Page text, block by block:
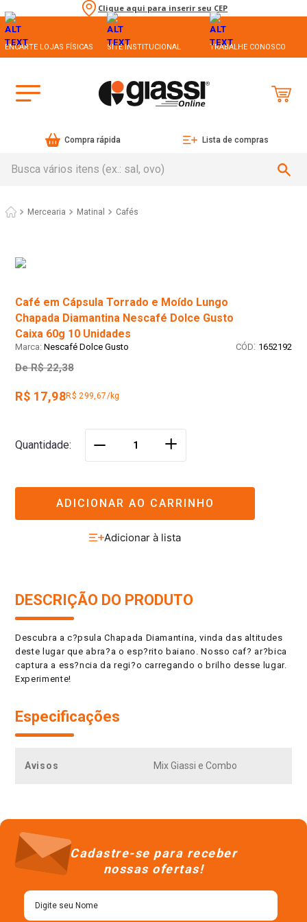
Clique aqui para inserir seu CEP
ENCARTE LOJAS FÍSICAS SITE INSTITUCIONAL TRABALHE CONOSCO
Compra rápida Lista de compras
Mercearia Matinal Cafés
Café em Cápsula Torrado e Moído Lungo
Chapada Diamantina Nescafé Dolce Gusto
Caixa 60g 10 Unidades
Nescafé Dolce Gusto : 1652192
De R$ 22,38
R$ 17,98R$ 299,67/kg
Quantidade ＋
ADICIONAR AO CARRINHO
DESCRIÇÃO DO PRODUTO
Descubra a c?psula Chapada Diamantina, vinda das altitudes
deste lugar que abra?a o esp?rito baiano. Nosso caf? ar?bica
captura a ess?ncia da regi?o carregando o brilho desse lugar.
Experimente!
Especificações
Avisos Mix Giassi e Combo
Cadastre-se para receber
nossas ofertas!